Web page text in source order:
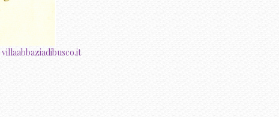
villaabbaziadibusco.it